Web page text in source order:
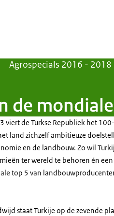
Agrospecials 2016 - 2018
de
viert de Turkse Republiek het
land zichzelf ambitieuze
en de landbouw. Zo wil
ter wereld te behoren én
top 5 van
staat Turkije op de zevende